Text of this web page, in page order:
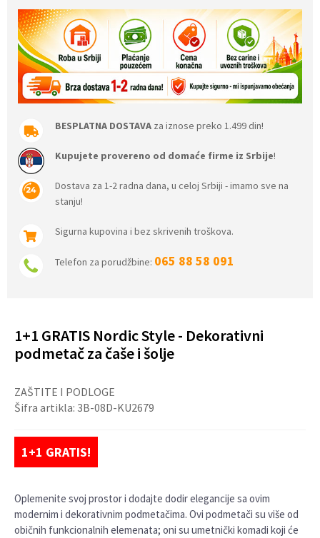
BESPLATNA DOSTAVA za iznose preko 1.499 din!
Kupujete provereno od domaće firme iz Srbije!
Dostava za 1-2 radna dana, u celoj Srbiji - imamo sve na
stanju!
Sigurna kupovina i bez skrivenih troškova.
Telefon za porudžbine: 065 88 58 091
1+1 GRATIS Nordic Style - Dekorativni
podmetač za čaše i šolje
ZAŠTITE I PODLOGE
Šifra artikla: 3B-08D-KU2679
1+1 GRATIS!
Oplemenite svoj prostor i dodajte dodir elegancije sa ovim
modernim i dekorativnim podmetačima. Ovi podmetači su više od
običnih funkcionalnih elemenata; oni su umetnički komadi koji će